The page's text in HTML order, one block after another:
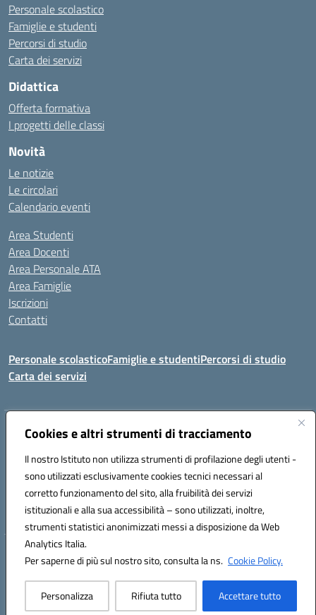
Cookies e altri strumenti di tracciamento
Il nostro Istituto non utilizza strumenti di profilazione degli utenti -
sono utilizzati esclusivamente cookies tecnici necessari al
corretto funzionamento del sito, alla fruibilità dei servizi
istituzionali e alla sua accessibilità – sono utilizzati, inoltre,
strumenti statistici anonimizzati messi a disposizione da Web
Analytics Italia.
Per saperne di più sul nostro sito, consulta la ns. Cookie Policy.
Personalizza Rifiuta tutto Accettare tutto
Personale scolastico
Famiglie e studenti
Percorsi di studio
Carta dei servizi
Didattica
Offerta formativa
I progetti delle classi
Novità
Le notizie
Le circolari
Calendario eventi
Area Studenti
Area Docenti
Area Personale ATA
Area Famiglie
Iscrizioni
Contatti
Personale scolasticoFamiglie e studentiPercorsi di studio
Carta dei servizi
Indirizzo:Via Medaglie d'Oro, 27 – 81100 Caserta
Posta elettronica certificata (PEC):CEIC8BB00X@pec.istruzione.it
Codice fiscale: 93117030614
Codice meccanografico: CEIC8BB00X
Hosting & Powered by 3D Solution S.r.l.
Concept & Design by Designers Italia